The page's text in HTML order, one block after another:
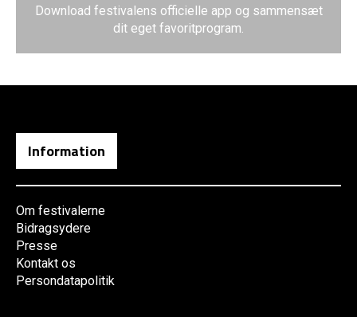
Download festivalens officielle app og sammensæt
dit eget favoritprogram.
Information
Om festivalerne
Bidragsydere
Presse
Kontakt os
Persondatapolitik